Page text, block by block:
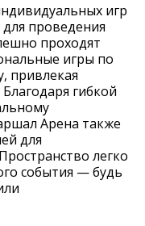
игр
проведения
проходят
игры по
привлекая
гибкой
Арена также
для
легко
события — будь